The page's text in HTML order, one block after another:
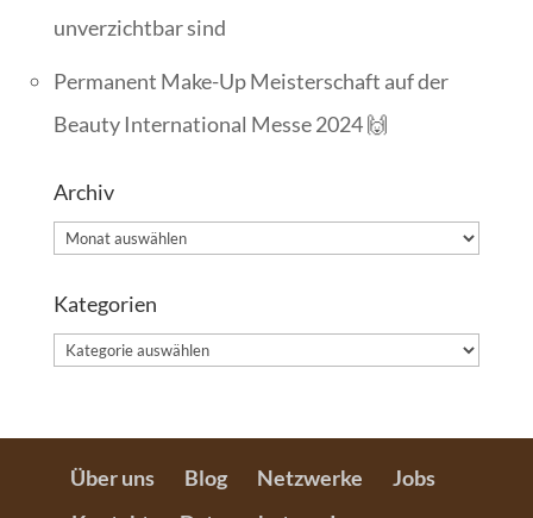
unverzichtbar sind
Permanent Make-Up Meisterschaft auf der
Beauty International Messe 2024 🙌
Archiv
Archiv
Kategorien
Kategorien
Über uns Blog Netzwerke
Jobs